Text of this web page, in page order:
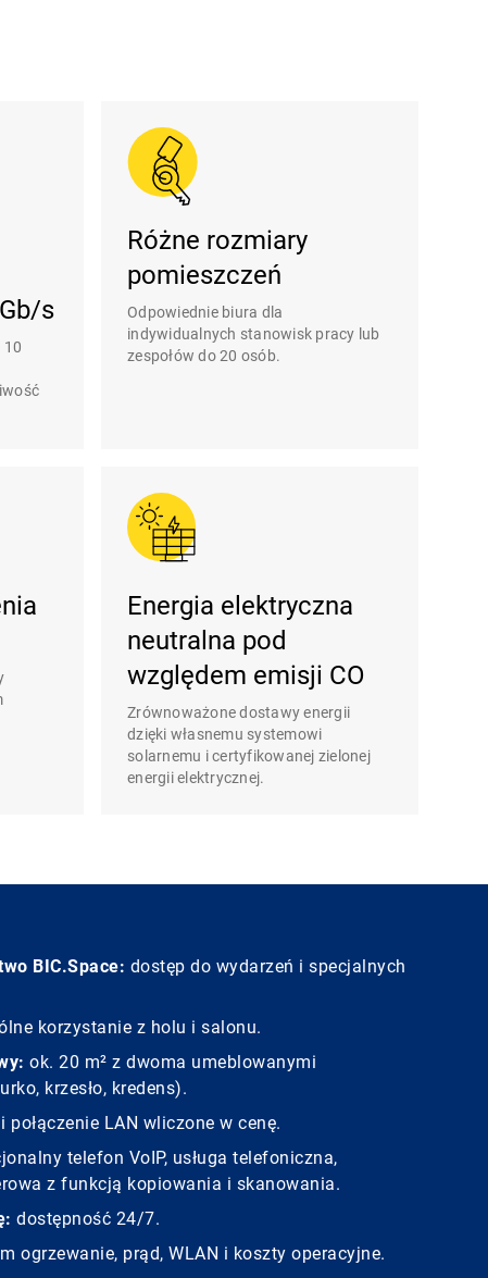
s
10
Różne rozmiary
pomieszczeń
Odpowiednie biura dla
indywidualnych stanowisk pracy lub
zespołów do 20 osób.
Energia elektryczna
neutralna pod
względem emisji CO
Zrównoważone dostawy energii
dzięki własnemu systemowi
solarnemu i certyfikowanej zielonej
energii elektrycznej.
BIC.Space: dostęp do wydarzeń i specjalnych
korzystanie z holu i salonu.
ok. 20 m² z dwoma umeblowanymi
krzesło, kredens).
połączenie LAN wliczone w cenę.
telefon VoIP, usługa telefoniczna,
z funkcją kopiowania i skanowania.
dostępność 24/7.
ogrzewanie, prąd, WLAN i koszty operacyjne.